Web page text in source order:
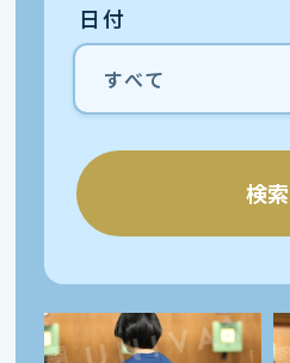
日付
検索